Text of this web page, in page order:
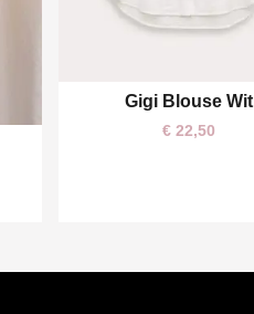
One size
Gigi Blouse Wit
€ 22,50